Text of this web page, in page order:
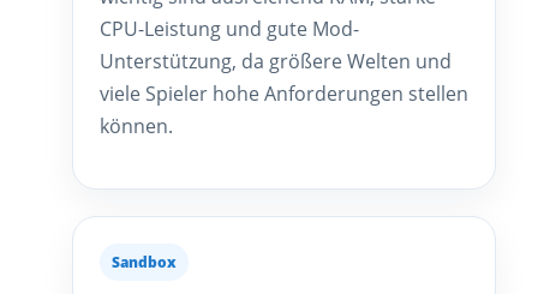
CPU-Leistung und gute Mod-
Unterstützung, da größere Welten und
viele Spieler hohe Anforderungen stellen
können.
Sandbox